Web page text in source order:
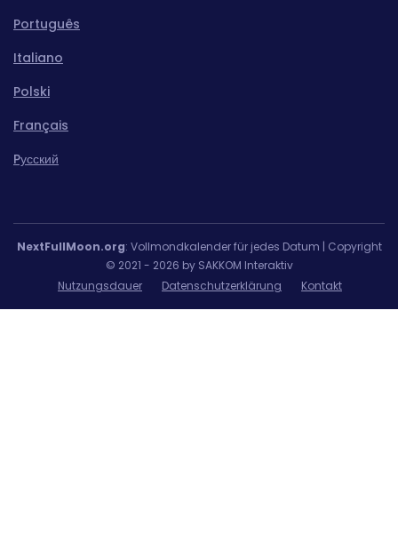
Português
Italiano
Polski
Français
Pусский
NextFullMoon.org: Vollmondkalender für jedes Datum | Copyright
© 2021 - 2026 by SAKKOM Interaktiv
Nutzungsdauer
Datenschutzerklärung Kontakt